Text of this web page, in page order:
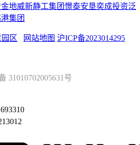
金地威新静工集团憬泰安垦奕成投资泛
港集团
园区 网站地图 沪ICP备2023014295
31010702005631号